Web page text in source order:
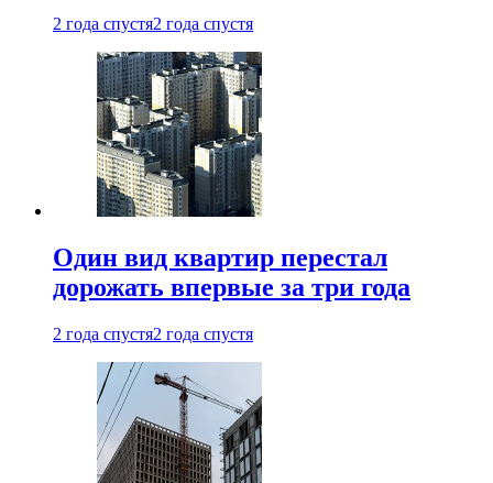
2 года спустя2 года спустя
Один вид квартир перестал
дорожать впервые за три года
2 года спустя2 года спустя